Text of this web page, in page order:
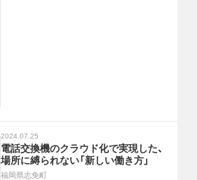
2024.07.25
電話交換機のクラウド化で実現した、
場所に縛られない「新しい働き方」
福岡県志免町